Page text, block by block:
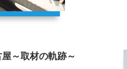
～取材の軌跡～